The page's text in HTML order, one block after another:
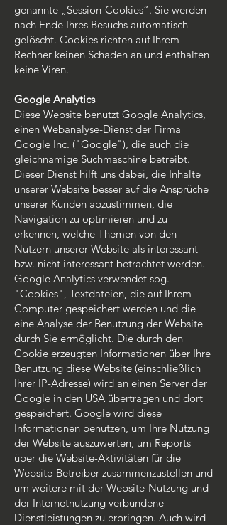
genannte „Session-Cookies“. Sie werden
nach Ende Ihres Besuchs automatisch
gelöscht. Cookies richten auf Ihrem
Rechner keinen Schaden an und enthalten
keine Viren.
Google Analytics
Diese Website benutzt Google Analytics,
einen Webanalyse-Dienst der Firma
Google Inc. ("Google"), die auch die
gleichnamige Suchmaschine betreibt.
Dieser Dienst hilft uns dabei, die Inhalte
unserer Website besser auf die Ansprüche
unserer Kunden abzustimmen, die
Navigation zu optimieren und zu
erkennen, welche Themen von den
Nutzern unserer Website als interessant
bzw. nicht interessant betrachtet werden.
Google Analytics verwendet sog.
"Cookies", Textdateien, die auf Ihrem
Computer gespeichert werden und die
eine Analyse der Benutzung der Website
durch Sie ermöglicht. Die durch den
Cookie erzeugten Informationen über Ihre
Benutzung diese Website (einschließlich
Ihrer IP-Adresse) wird an einen Server der
Google in den USA übertragen und dort
gespeichert. Google wird diese
Informationen benutzen, um Ihre Nutzung
der Website auszuwerten, um Reports
über die Website-Aktivitäten für die
Website-Betreiber zusammenzustellen und
um weitere mit der Website-Nutzung und
der Internetnutzung verbundene
Dienstleistungen zu erbringen. Auch wird